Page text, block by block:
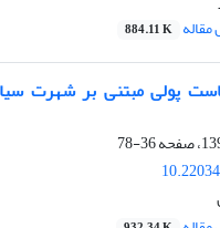
884.11 K
پولی مبتنی بر شهرت
36-78